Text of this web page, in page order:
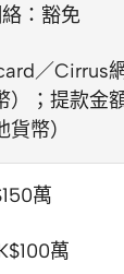
：豁免
／Cirrus
）；提款金
幣）
萬
萬